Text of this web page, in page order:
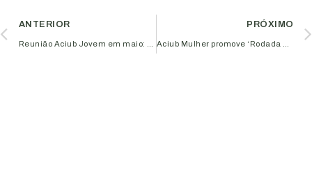
ANTERIOR
Reunião Aciub Jovem em maio: a importância da diversidade para o seu negócio
PRÓXIMO
Aciub Mulher promove ‘Rodada de Negócios’ no dia 10 de maio